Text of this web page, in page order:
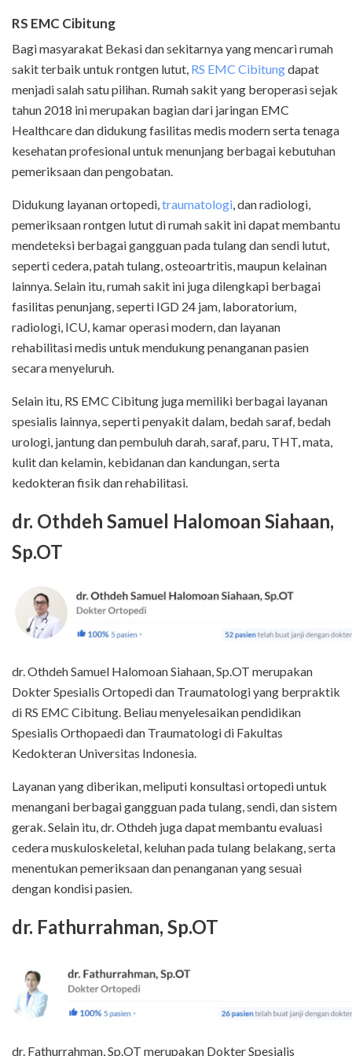
RS EMC Cibitung
Bagi masyarakat Bekasi dan sekitarnya yang mencari rumah
sakit terbaik untuk rontgen lutut, RS EMC Cibitungdapat
menjadi salah satu pilihan. Rumah sakit yang beroperasi sejak
tahun 2018 ini merupakan bagian dari jaringan EMC
Healthcare dan didukung fasilitas medis modern serta tenaga
kesehatan profesional untuk menunjang berbagai kebutuhan
pemeriksaan dan pengobatan.
Didukung layanan ortopedi,traumatologi, dan radiologi,
pemeriksaan rontgen lutut di rumah sakit ini dapat membantu
mendeteksi berbagai gangguan pada tulang dan sendi lutut,
seperti cedera, patah tulang, osteoartritis, maupun kelainan
lainnya. Selain itu, rumah sakit ini juga dilengkapi berbagai
fasilitas penunjang, seperti IGD 24 jam, laboratorium,
radiologi, ICU, kamar operasi modern, dan layanan
rehabilitasi medis untuk mendukung penanganan pasien
secara menyeluruh.
Selain itu, RS EMC Cibitung juga memiliki berbagai layanan
spesialis lainnya, seperti penyakit dalam, bedah saraf, bedah
urologi, jantung dan pembuluh darah, saraf, paru, THT, mata,
kulit dan kelamin, kebidanan dan kandungan, serta
kedokteran fisik dan rehabilitasi.
dr. Othdeh Samuel Halomoan Siahaan,
Sp.OT
dr. Othdeh Samuel Halomoan Siahaan, Sp.OT merupakan
Dokter Spesialis Ortopedi dan Traumatologi yang berpraktik
di RS EMC Cibitung. Beliau menyelesaikan pendidikan
Spesialis Orthopaedi dan Traumatologi di Fakultas
Kedokteran Universitas Indonesia.
Layanan yang diberikan, meliputi konsultasi ortopedi untuk
menangani berbagai gangguan pada tulang, sendi, dan sistem
gerak. Selain itu, dr. Othdeh juga dapat membantu evaluasi
cedera muskuloskeletal, keluhan pada tulang belakang, serta
menentukan pemeriksaan dan penanganan yang sesuai
dengan kondisi pasien.
dr. Fathurrahman, Sp.OT
dr. Fathurrahman, Sp.OT merupakan Dokter Spesialis